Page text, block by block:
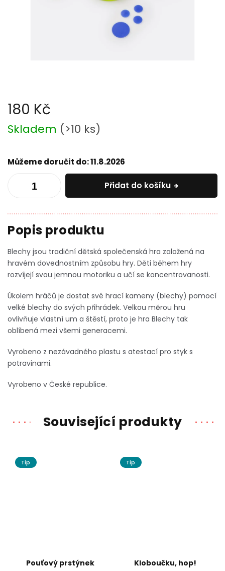
180 Kč
Měrná
cena:
Skladem (>10 ks)
Můžeme doručit do:11.8.2026
Přidat do košíku
Blechy jsou tradiční dětská společenská hra založená na
hravém dovednostním způsobu hry. Děti během hry
rozvíjejí svou jemnou motoriku a učí se koncentrovanosti.
Úkolem hráčů je dostat své hrací kameny (blechy) pomocí
velké blechy do svých přihrádek. Velkou měrou hru
ovlivňuje vlastní um a štěstí, proto je hra Blechy tak
oblíbená mezi všemi generacemi.
Vyrobeno z nezávadného plastu s atestací pro styk s
potravinami.
Vyrobeno v České republice.
Související produkty
Tip
Pouťový prstýnek
Tip
Kloboučku, hop!